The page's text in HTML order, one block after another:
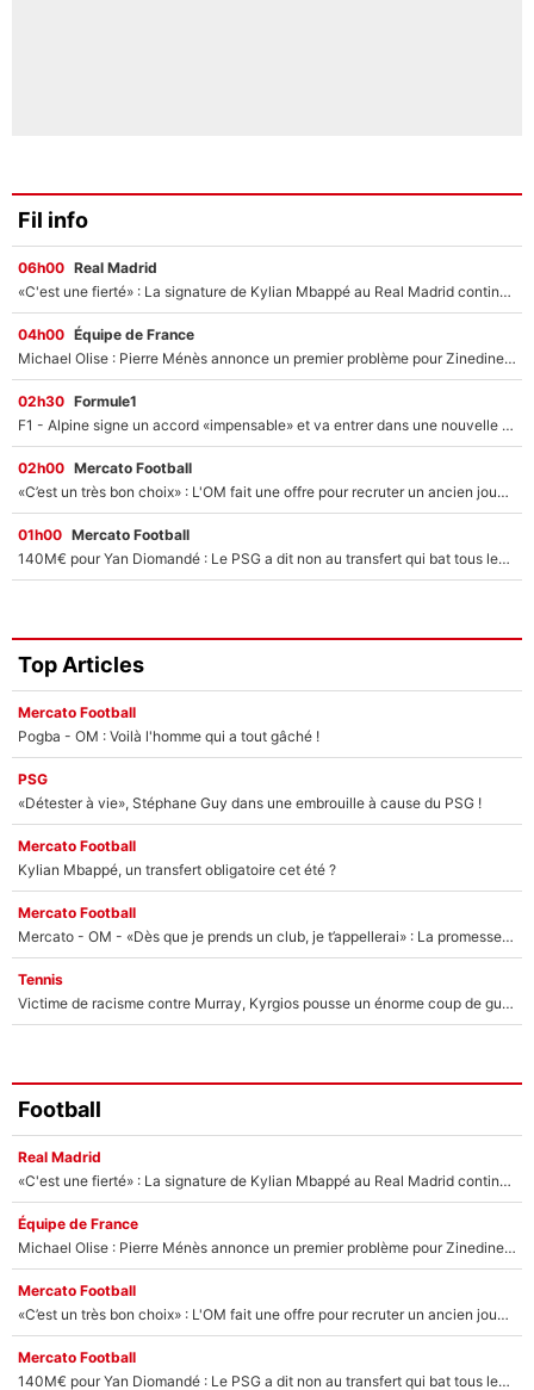
Fil info
06h00 Real Madrid
«C'est une fierté» : La signature de Kylian Mbappé au Real Madrid continue de régaler l'Espagne
04h00 Équipe de France
Michael Olise : Pierre Ménès annonce un premier problème pour Zinedine Zidane en équipe de France
02h30 Formule1
F1 - Alpine signe un accord «impensable» et va entrer dans une nouvelle dimension : Grande nouvelle pour Pierre Gasly !
02h00 Mercato Football
«C’est un très bon choix» : L'OM fait une offre pour recruter un ancien joueur du PSG... et c'est validé dans l'After Foot !
01h00 Mercato Football
140M€ pour Yan Diomandé : Le PSG a dit non au transfert qui bat tous les records sur le mercato
Top Articles
Mercato Football
Pogba - OM : Voilà l'homme qui a tout gâché !
PSG
«Détester à vie», Stéphane Guy dans une embrouille à cause du PSG !
Mercato Football
Kylian Mbappé, un transfert obligatoire cet été ?
Mercato Football
Mercato - OM - «Dès que je prends un club, je t’appellerai» : La promesse de Marcelino au moment de claquer la porte
Tennis
Victime de racisme contre Murray, Kyrgios pousse un énorme coup de gueule !
Football
Real Madrid
«C'est une fierté» : La signature de Kylian Mbappé au Real Madrid continue de régaler l'Espagne
Équipe de France
Michael Olise : Pierre Ménès annonce un premier problème pour Zinedine Zidane en équipe de France
Mercato Football
«C’est un très bon choix» : L'OM fait une offre pour recruter un ancien joueur du PSG... et c'est validé dans l'After Foot !
Mercato Football
140M€ pour Yan Diomandé : Le PSG a dit non au transfert qui bat tous les records sur le mercato